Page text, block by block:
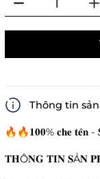
Thông tin
🔥🔥𝟏𝟎𝟎% 𝐜𝐡𝐞 𝐭𝐞̂𝐧 -
𝐓𝐇Ô𝐍𝐆 𝐓𝐈𝐍 𝐒Ả𝐍